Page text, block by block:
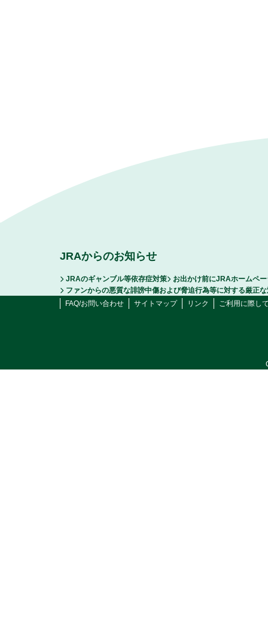
JRAからのお知らせ
JRAのギャンブル等依存症対策
お出かけ前にJRAホームペ
ファンからの悪質な誹謗中傷および脅迫行為等に対する厳正
FAQ/お問い合わせ
サイトマップ リンク ご利用に際し